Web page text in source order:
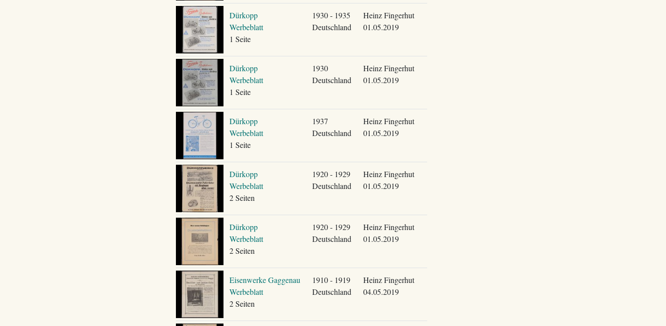
Dürkopp
Werbeblatt
1 Seite
1930 - 1935
Deutschland
Heinz Fingerhut
01.05.2019
Dürkopp
Werbeblatt
1 Seite
1930
Deutschland
Heinz Fingerhut
01.05.2019
Dürkopp
Werbeblatt
1 Seite
1937
Deutschland
Heinz Fingerhut
01.05.2019
Dürkopp
Werbeblatt
2 Seiten
1920 - 1929
Deutschland
Heinz Fingerhut
01.05.2019
Dürkopp
Werbeblatt
2 Seiten
1920 - 1929
Deutschland
Heinz Fingerhut
01.05.2019
Eisenwerke Gaggenau
Werbeblatt
2 Seiten
1910 - 1919
Deutschland
Heinz Fingerhut
04.05.2019